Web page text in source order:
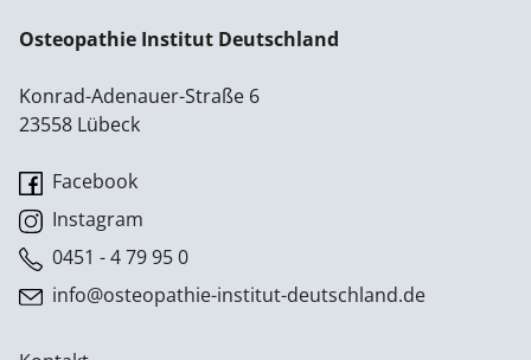
Osteopathie Institut Deutschland
Konrad-Adenauer-Straße 6
23558 Lübeck
Facebook
Instagram
0451 - 4 79 95 0
info@osteopathie-institut-deutschland.de